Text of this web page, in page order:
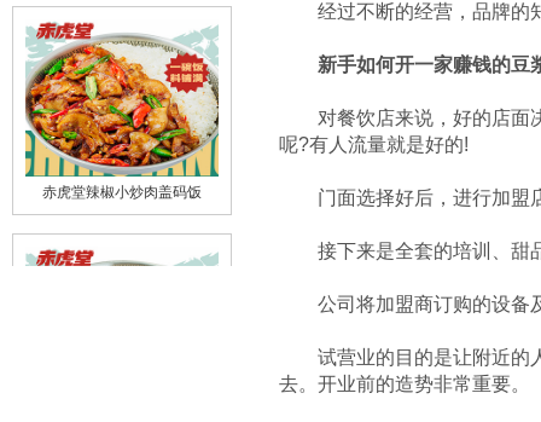
经过不断的经营，品牌的知
新手如何开一家赚钱的豆
对餐饮店来说，好的店面决
呢?有人流量就是好的!
门面选择好后，进行加盟店
接下来是全套的培训、甜
公司将加盟商订购的设备及
试营业的目的是让附近的人
去。开业前的造势非常重要。